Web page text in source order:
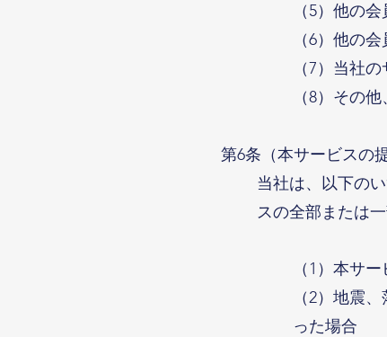
（5）他の
（6）他の
（7）当社
（8）その
第6条（本サービスの
当社は、以下の
スの全部または
（1）本サ
（2）地震
った場合